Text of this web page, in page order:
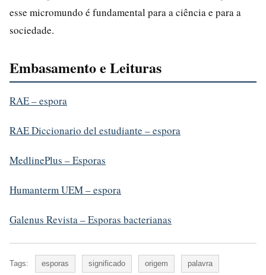
esse micromundo é fundamental para a ciência e para a
sociedade.
Embasamento e Leituras
RAE – espora
RAE Diccionario del estudiante – espora
MedlinePlus – Esporas
Humanterm UEM – espora
Galenus Revista – Esporas bacterianas
Tags: esporas significado origem palavra